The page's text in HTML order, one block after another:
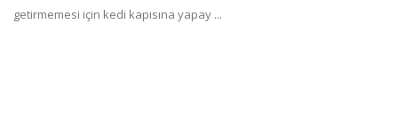
getirmemesi için kedi kapısına yapay ...